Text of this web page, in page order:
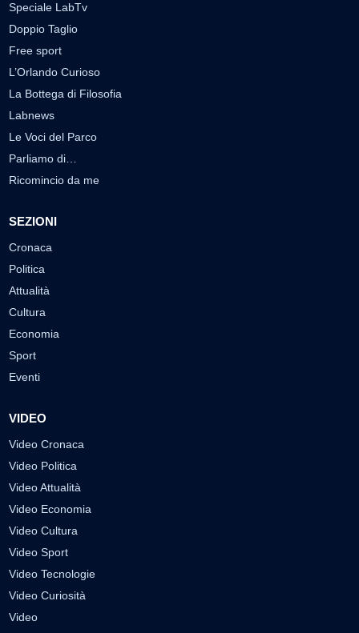
Speciale LabTv
Doppio Taglio
Free sport
L’Orlando Curioso
La Bottega di Filosofia
Labnews
Le Voci del Parco
Parliamo di…
Ricomincio da me
SEZIONI
Cronaca
Politica
Attualità
Cultura
Economia
Sport
Eventi
VIDEO
Video Cronaca
Video Politica
Video Attualità
Video Economia
Video Cultura
Video Sport
Video Tecnologie
Video Curiosità
Video